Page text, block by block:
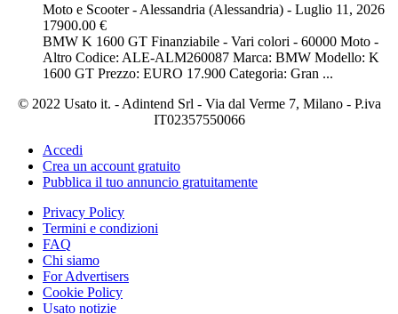
Moto e Scooter- Alessandria (Alessandria) - Luglio 11, 2026
17900.00 €
BMW K 1600 GT Finanziabile - Vari colori - 60000 Moto -
Altro Codice: ALE-ALM260087 Marca: BMW Modello: K
1600 GT Prezzo: EURO 17.900 Categoria: Gran ...
© 2022 Usato it. - Adintend Srl - Via dal Verme 7, Milano - P.iva
IT02357550066
Accedi
Crea un account gratuito
Pubblica il tuo annuncio gratuitamente
Privacy Policy
Termini e condizioni
FAQ
Chi siamo
For Advertisers
Cookie Policy
Usato notizie